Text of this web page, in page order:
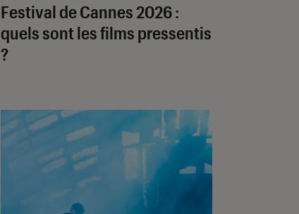
Festival de Cannes 2026 :
quels sont les films pressentis
?